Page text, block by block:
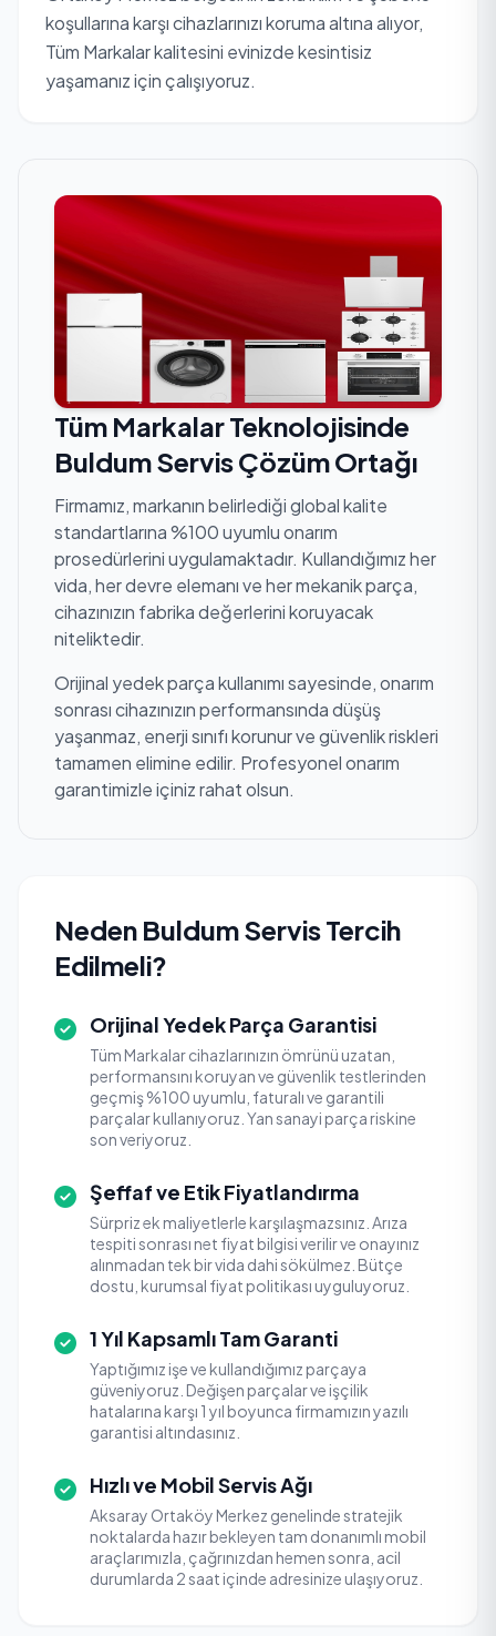
koşullarına karşı cihazlarınızı koruma altına alıyor,
Tüm Markalar kalitesini evinizde kesintisiz
yaşamanız için çalışıyoruz.
Tüm Markalar Teknolojisinde
Buldum Servis Çözüm Ortağı
Firmamız, markanın belirlediği global kalite
standartlarına %100 uyumlu onarım
prosedürlerini uygulamaktadır. Kullandığımız her
vida, her devre elemanı ve her mekanik parça,
cihazınızın fabrika değerlerini koruyacak
niteliktedir.
Orijinal yedek parça kullanımı sayesinde, onarım
sonrası cihazınızın performansında düşüş
yaşanmaz, enerji sınıfı korunur ve güvenlik riskleri
tamamen elimine edilir. Profesyonel onarım
garantimizle içiniz rahat olsun.
Neden Buldum Servis Tercih
Edilmeli?
Orijinal Yedek Parça Garantisi
Tüm Markalar cihazlarınızın ömrünü uzatan,
performansını koruyan ve güvenlik testlerinden
geçmiş %100 uyumlu, faturalı ve garantili
parçalar kullanıyoruz. Yan sanayi parça riskine
son veriyoruz.
Şeffaf ve Etik Fiyatlandırma
Sürpriz ek maliyetlerle karşılaşmazsınız. Arıza
tespiti sonrası net fiyat bilgisi verilir ve onayınız
alınmadan tek bir vida dahi sökülmez. Bütçe
dostu, kurumsal fiyat politikası uyguluyoruz.
1 Yıl Kapsamlı Tam Garanti
Yaptığımız işe ve kullandığımız parçaya
güveniyoruz. Değişen parçalar ve işçilik
hatalarına karşı 1 yıl boyunca firmamızın yazılı
garantisi altındasınız.
Hızlı ve Mobil Servis Ağı
Aksaray Ortaköy Merkez genelinde stratejik
noktalarda hazır bekleyen tam donanımlı mobil
araçlarımızla, çağrınızdan hemen sonra, acil
durumlarda 2 saat içinde adresinize ulaşıyoruz.